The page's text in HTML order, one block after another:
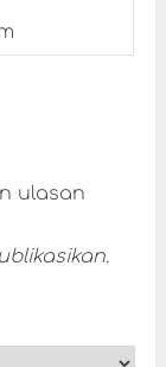
ulasan